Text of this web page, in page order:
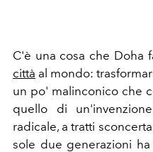
C'è una cosa che Doha
città al mondo:
un po' malinconico che
quello di
radicale, a tratti
sole due generazioni